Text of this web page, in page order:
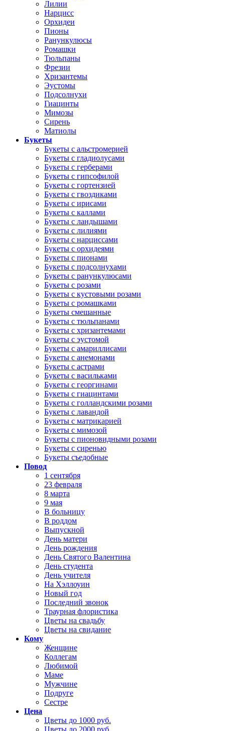
Лилии
Нарцисс
Орхидеи
Пионы
Ранункулюсы
Ромашки
Тюльпаны
Фрезии
Хризантемы
Эустомы
Подсолнухи
Гиацинты
Мимозы
Сирень
Матиолы
Букеты
Букеты с альстромерией
Букеты с гладиолусами
Букеты с герберами
Букеты с гипсофилой
Букеты с гортензией
Букеты с гвоздиками
Букеты с ирисами
Букеты с каллами
Букеты с ландышами
Букеты с лилиями
Букеты с нарциссами
Букеты с орхидеями
Букеты с пионами
Букеты с подсолнухами
Букеты с ранункулюсами
Букеты с розами
Букеты с кустовыми розами
Букеты с ромашками
Букеты смешанные
Букеты с тюльпанами
Букеты с хризантемами
Букеты с эустомой
Букеты с амариллисами
Букеты с анемонами
Букеты с астрами
Букеты с васильками
Букеты с георгинами
Букеты с гиацинтами
Букеты с голландскими розами
Букеты с лавандой
Букеты с матрикарией
Букеты с мимозой
Букеты с пионовидными розами
Букеты с сиренью
Букеты съедобные
Повод
1 сентября
23 февраля
8 марта
9 мая
В больницу
В роддом
Выпускной
День матери
День рождения
День Святого Валентина
День студента
День учителя
На Хэллоуин
Новый год
Последний звонок
Траурная флористика
Цветы на свадьбу
Цветы на свидание
Кому
Женщине
Коллегам
Любимой
Маме
Мужчине
Подруге
Сестре
Цена
Цветы до 1000 руб.
Цветы до 2000 руб.